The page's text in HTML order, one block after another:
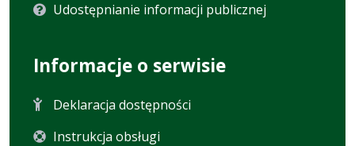
Udostępnianie informacji publicznej
Informacje o serwisie
Deklaracja dostępności
Instrukcja obsługi